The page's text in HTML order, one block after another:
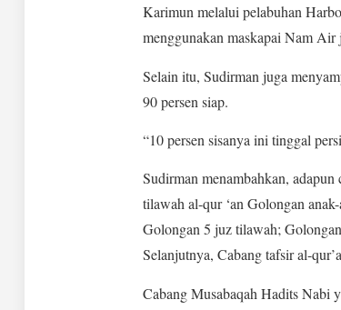
Karimun melalui pelabuhan
menggunakan maskapai Nam Air
Selain itu, Sudirman juga
90 persen siap.
“10 persen sisanya ini tinggal
Sudirman menambahkan,
tilawah al-qur ‘an Golongan
Golongan 5 juz tilawah;
Selanjutnya, Cabang tafsir al-
Cabang Musabaqah Hadits Nabi